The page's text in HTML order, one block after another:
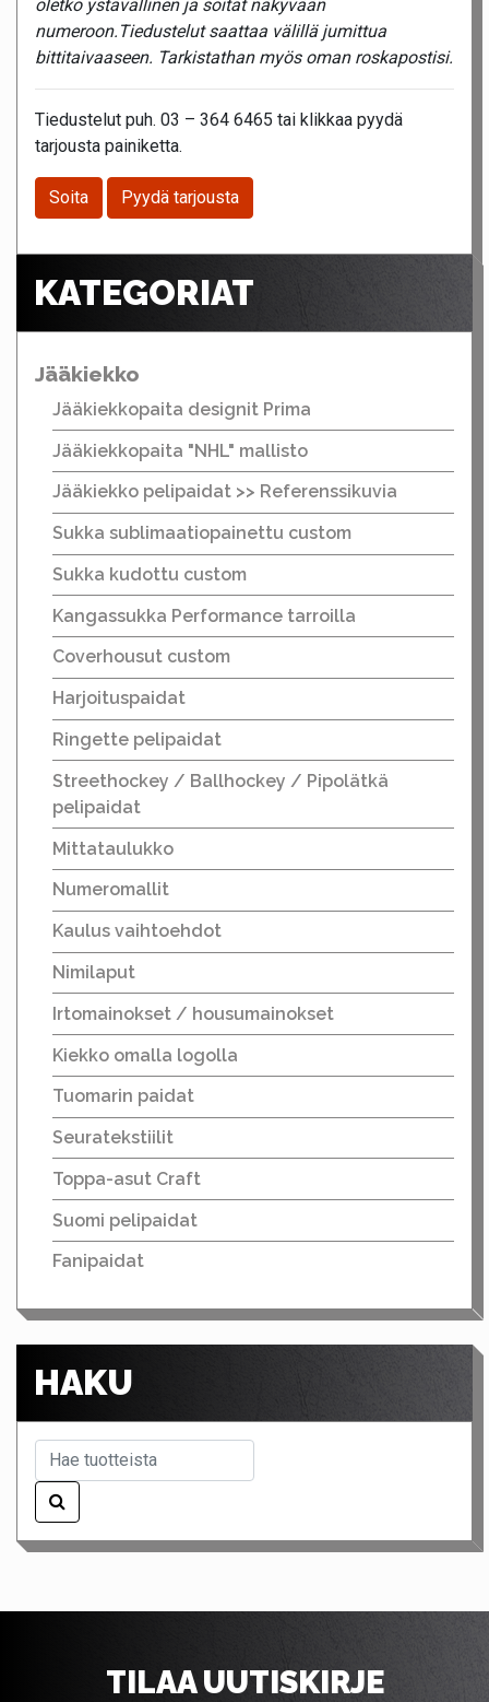
oletko ystävällinen ja soitat näkyvään
numeroon.Tiedustelut saattaa välillä jumittua
bittitaivaaseen. Tarkistathan myös oman roskapostisi.
Tiedustelut puh. 03 – 364 6465 tai klikkaa pyydä
tarjousta painiketta.
Soita Pyydä tarjousta
KATEGORIAT
Jääkiekko
Jääkiekkopaita designit Prima
Jääkiekkopaita "NHL" mallisto
Jääkiekko pelipaidat >> Referenssikuvia
Sukka sublimaatiopainettu custom
Sukka kudottu custom
Kangassukka Performance tarroilla
Coverhousut custom
Harjoituspaidat
Ringette pelipaidat
Streethockey / Ballhockey / Pipolätkä
pelipaidat
Mittataulukko
Numeromallit
Kaulus vaihtoehdot
Nimilaput
Irtomainokset / housumainokset
Kiekko omalla logolla
Tuomarin paidat
Seuratekstiilit
Toppa-asut Craft
Suomi pelipaidat
Fanipaidat
HAKU
TILAA UUTISKIRJE